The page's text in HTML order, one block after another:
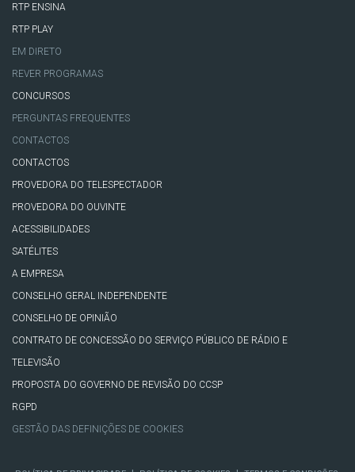
RTP ENSINA
RTP PLAY
EM DIRETO
REVER PROGRAMAS
CONCURSOS
PERGUNTAS FREQUENTES
CONTACTOS
CONTACTOS
PROVEDORA DO TELESPECTADOR
PROVEDORA DO OUVINTE
ACESSIBILIDADES
SATÉLITES
A EMPRESA
CONSELHO GERAL INDEPENDENTE
CONSELHO DE OPINIÃO
CONTRATO DE CONCESSÃO DO SERVIÇO PÚBLICO DE RÁDIO E
TELEVISÃO
PROPOSTA DO GOVERNO DE REVISÃO DO CCSP
RGPD
GESTÃO DAS DEFINIÇÕES DE COOKIES